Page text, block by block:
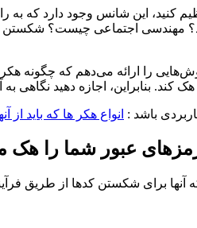
کنید، این شانس وجود دارد که
مهندسی اجتماعی چیست؟ شکستن
را ارائه می‌دهم که چگونه
کند. بنابراین، اجازه دهید نگاهی به
باشد : انواع هکر ها که باید از آنها در سال
عبور شما را هک
آنها برای شکستن کدها از طریق